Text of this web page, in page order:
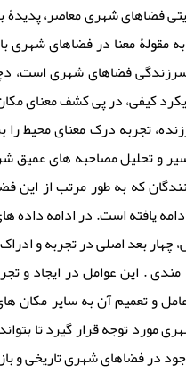
فضاهای شهری معاصر، پدیدۀ
مقولۀ معنا در فضاهای شهری
فضاهای شهری است،
کیفی، در پی کشف معنای
تجربه درک معنای محیط را
و تحلیل مصاحبه های عمیق
که به طور مرتب از این
یافته است. در ادامه
بعد اصلی در تجربه و
مندی . این عوامل در ایجاد و
و تعمیم آن به سایر مکان
مورد توجه قرار گیرد تا
در فضاهای شهری تاریخی و